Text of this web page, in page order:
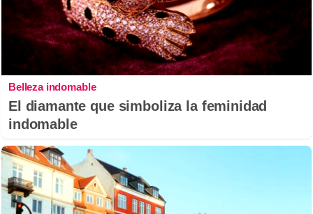
Belleza indomable
El diamante que simboliza la feminidad
indomable